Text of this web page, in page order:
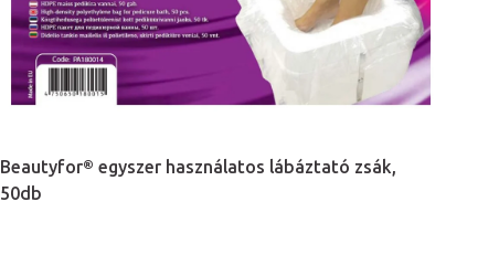
Beautyfor® egyszer használatos lábáztató zsák,
50db